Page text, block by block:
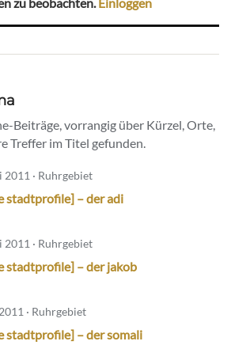
zu beobachten.Einloggen
Beiträge, vorrangig über Kürzel, Orte,
Treffer im Titel gefunden.
2011 · Ruhrgebiet
stadtprofile] – der adi
2011 · Ruhrgebiet
stadtprofile] – der jakob
· Ruhrgebiet
stadtprofile] – der somali